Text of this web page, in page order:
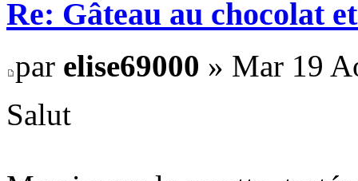
Re: Gâteau au chocolat
par elise69000 » Mar 19
Salut